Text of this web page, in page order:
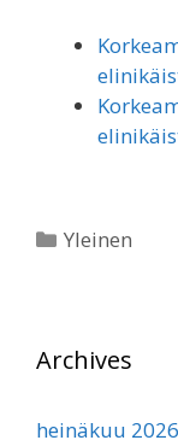
Kategoriat
Yleinen
Archives
heinäkuu 2026